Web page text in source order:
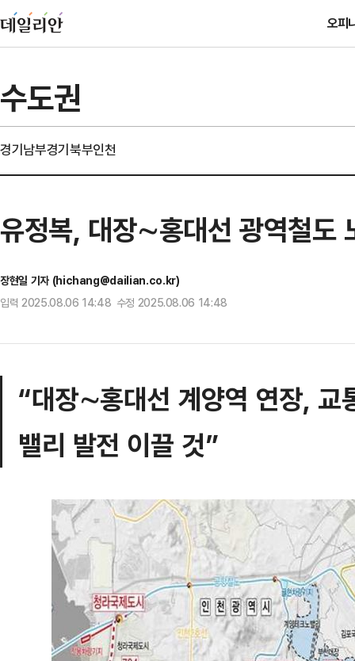
오피
수도권
경기남부경기북부인천
유정복, 대장∼홍대선 광역철도
장현일 기자 (hichang@dailian.co.kr)
입력 2025.08.06 14:48 수정 2025.08.06 14:48
“대장∼홍대선 계양역 연장, 교
밸리 발전 이끌 것”